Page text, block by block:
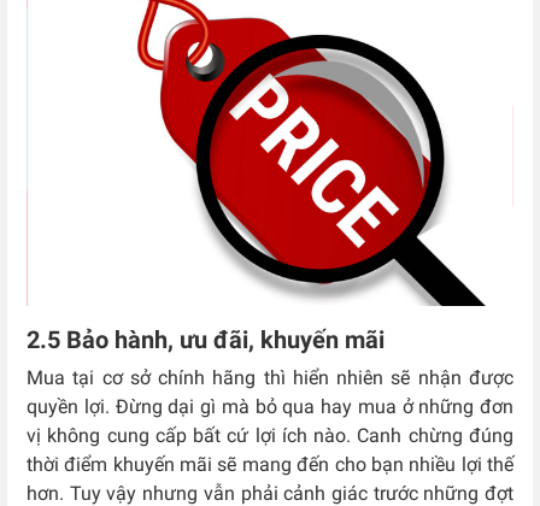
2.5 Bảo hành, ưu đãi, khuyến mãi
Mua tại cơ sở chính hãng thì hiển nhiên sẽ nhận được
quyền lợi. Đừng dại gì mà bỏ qua hay mua ở những đơn
vị không cung cấp bất cứ lợi ích nào. Canh chừng đúng
thời điểm khuyến mãi sẽ mang đến cho bạn nhiều lợi thế
hơn. Tuy vậy nhưng vẫn phải cảnh giác trước những đợt